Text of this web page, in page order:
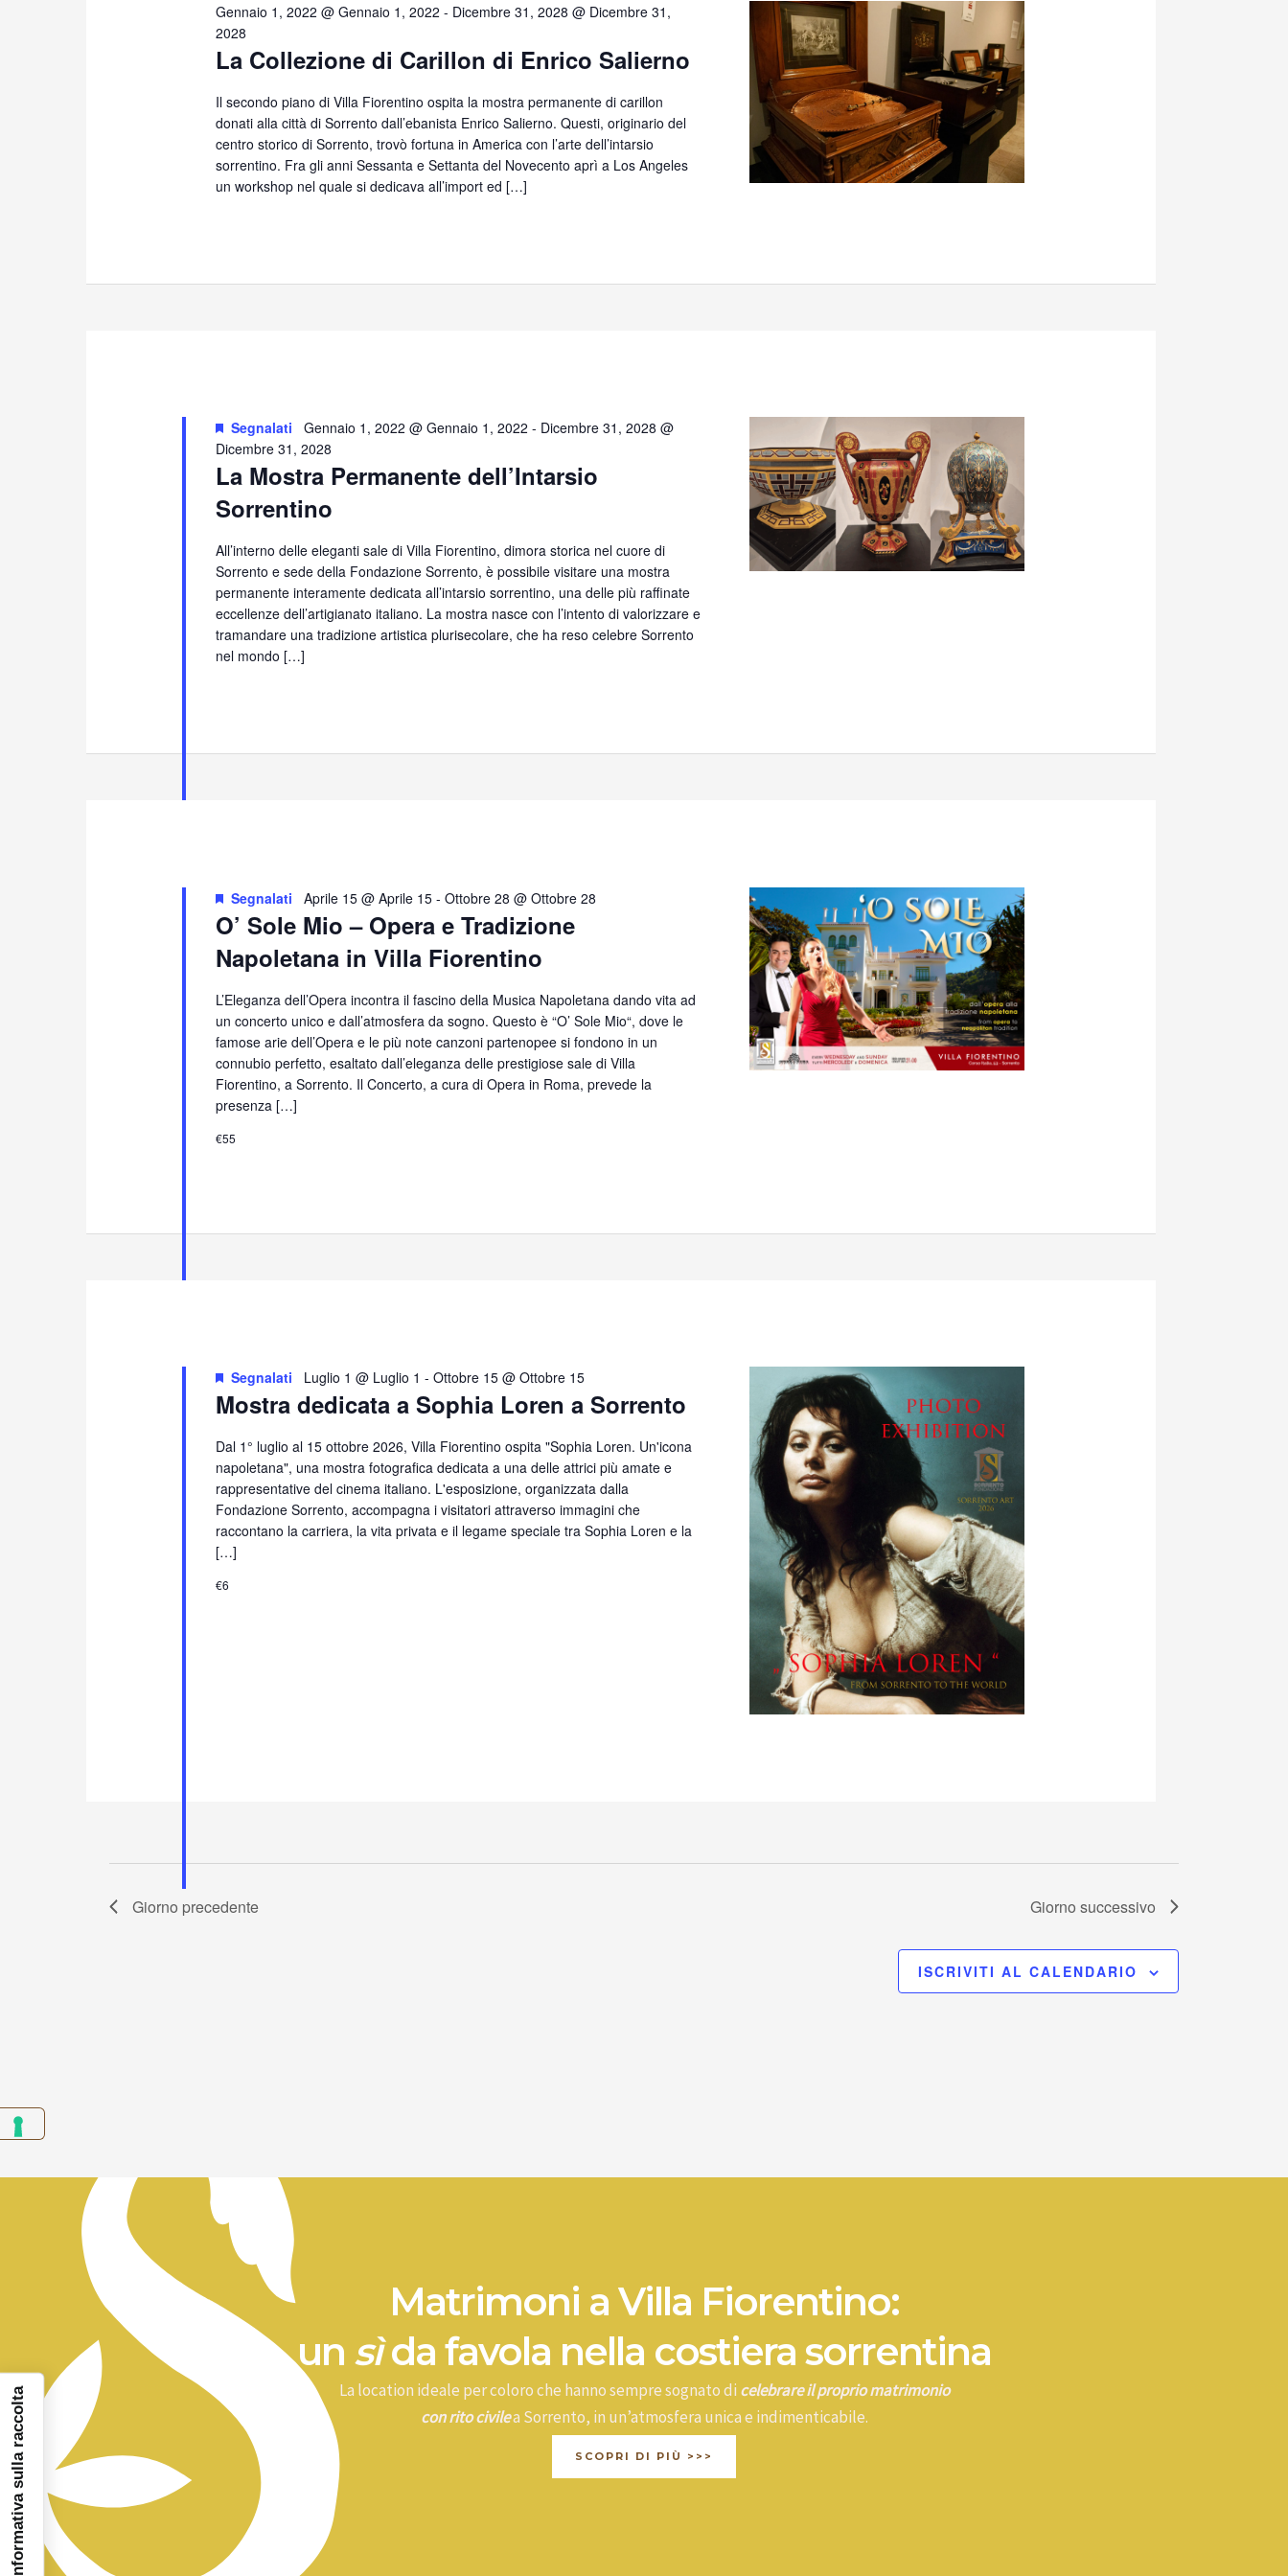
2026La Collezione di Carillon di Enrico Salierno
Gennaio 1, 2022 @ Gennaio 1, 2022 - Dicembre 31, 2028 @ Dicembre 31,
2028
Il secondo piano di Villa Fiorentino ospita la mostra permanente di carillon
donati alla città di Sorrento dall’ebanista Enrico Salierno. Questi, originario del
centro storico di Sorrento, trovò fortuna in America con l’arte dell’intarsio
sorrentino. Fra gli anni Sessanta e Settanta del Novecento aprì a Los Angeles
un workshop nel quale si dedicava all’import ed […]
La Mostra Permanente dell’Intarsio
Sorrentino
Segnalati Gennaio 1, 2022 @ Gennaio 1, 2022 - Dicembre 31, 2028 @
Dicembre 31, 2028
All’interno delle eleganti sale di Villa Fiorentino, dimora storica nel cuore di
Sorrento e sede della Fondazione Sorrento, è possibile visitare una mostra
permanente interamente dedicata all’intarsio sorrentino, una delle più raffinate
eccellenze dell’artigianato italiano. La mostra nasce con l’intento di valorizzare e
tramandare una tradizione artistica plurisecolare, che ha reso celebre Sorrento
nel mondo […]
O’ Sole Mio – Opera e Tradizione
Napoletana in Villa Fiorentino
Segnalati Aprile 15 @ Aprile 15 -Ottobre 28 @ Ottobre 28
L’Eleganza dell’Opera incontra il fascino della Musica Napoletana dando vita ad
un concerto unico e dall’atmosfera da sogno. Questo è “O’ Sole Mio“, dove le
famose arie dell’Opera e le più note canzoni partenopee si fondono in un
connubio perfetto, esaltato dall’eleganza delle prestigiose sale di Villa
Fiorentino, a Sorrento. Il Concerto, a cura di Opera in Roma, prevede la
presenza […]
€55
Mostra dedicata a Sophia Loren a Sorrento
Segnalati Luglio 1 @ Luglio 1 -Ottobre 15 @ Ottobre 15
Dal 1° luglio al 15 ottobre 2026, Villa Fiorentino ospita "Sophia Loren. Un'icona
napoletana", una mostra fotografica dedicata a una delle attrici più amate e
rappresentative del cinema italiano. L'esposizione, organizzata dalla
Fondazione Sorrento, accompagna i visitatori attraverso immagini che
raccontano la carriera, la vita privata e il legame speciale tra Sophia Loren e la
[…]
€6
Giorno precedente Giorno successivo
ISCRIVITI AL CALENDARIO
Matrimoni a Villa Fiorentino:
un sìda favola nella costiera sorrentina
La location ideale per coloro che hanno sempre sognato di celebrare il proprio matrimonio
con rito civilea Sorrento, in un’atmosfera unica e indimenticabile.
SCOPRI DI PIÙ >>>
Informativa sulla raccolta